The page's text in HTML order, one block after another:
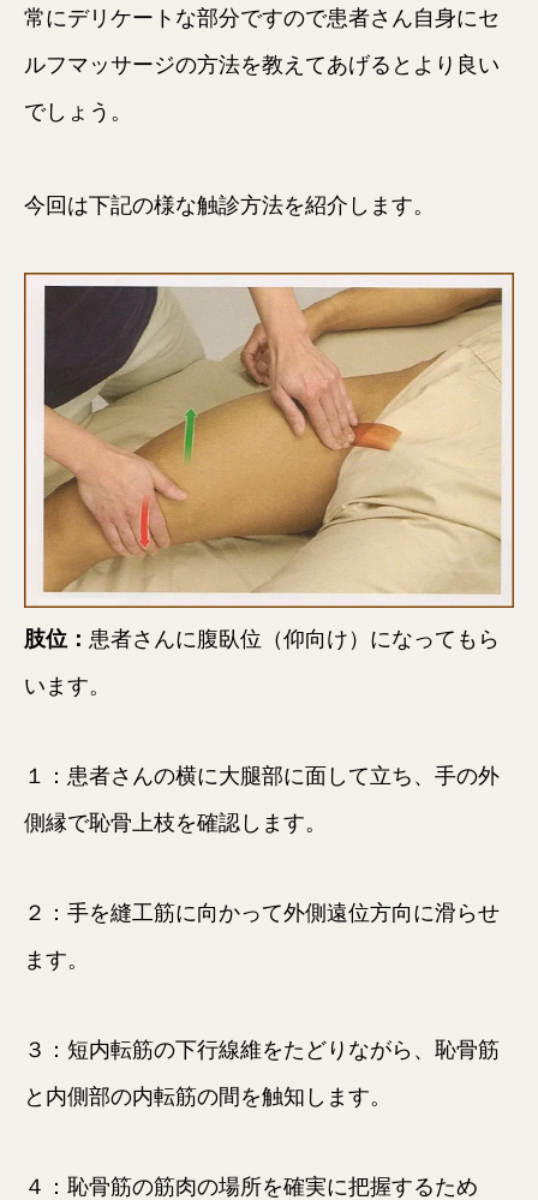
常にデリケートな部分ですので患者さん自身にセ
ルフマッサージの方法を教えてあげるとより良い
でしょう。
今回は下記の様な触診方法を紹介します。
肢位： 患者さんに腹臥位（仰向け）になってもら
います。
１：患者さんの横に大腿部に面して立ち、手の外
側縁で恥骨上枝を確認します。
２：手を縫工筋に向かって外側遠位方向に滑らせ
ます。
３：短内転筋の下行線維をたどりながら、恥骨筋
と内側部の内転筋の間を触知します。
４：恥骨筋の筋肉の場所を確実に把握するため